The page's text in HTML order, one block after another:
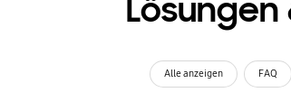
Lösungen
Alle anzeigen FAQ